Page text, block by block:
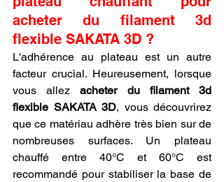
acheter du filament 3d
flexible SAKATA 3D ?
L'adhérence au plateau est un autre
facteur crucial. Heureusement, lorsque
vous allez acheter du filament 3d
flexible SAKATA 3D, vous découvrirez
que ce matériau adhère très bien sur de
nombreuses surfaces. Un plateau
chauffé entre 40°C et 60°C est
recommandé pour stabiliser la base de